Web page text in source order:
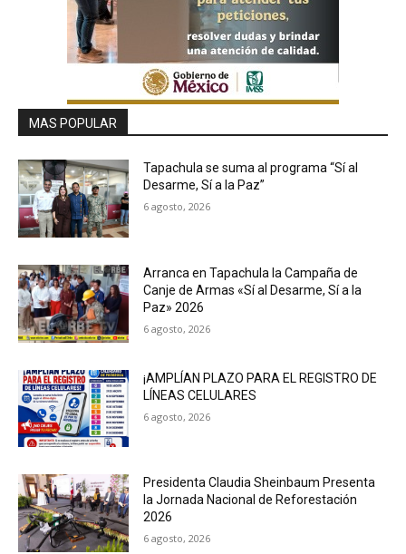
MAS POPULAR
Tapachula se suma al programa “Sí al
Desarme, Sí a la Paz”
6 agosto, 2026
Arranca en Tapachula la Campaña de
Canje de Armas «Sí al Desarme, Sí a la
Paz» 2026
6 agosto, 2026
¡AMPLÍAN PLAZO PARA EL REGISTRO DE
LÍNEAS CELULARES
6 agosto, 2026
Presidenta Claudia Sheinbaum Presenta
la Jornada Nacional de Reforestación
2026
6 agosto, 2026